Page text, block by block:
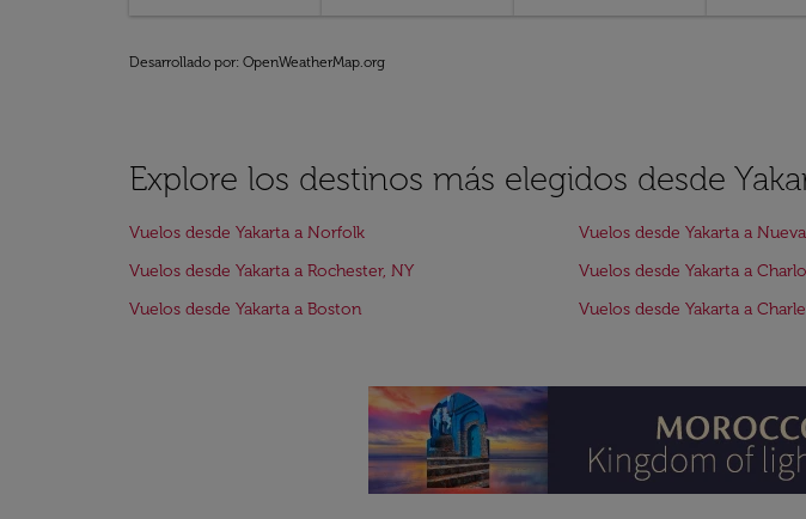
Desarrollado por: OpenWeatherMap.org
Explore los destinos más elegidos desde
Vuelos desde Yakarta a Norfolk Vuelos desde Yakarta a
Vuelos desde Yakarta a Rochester, NY
Vuelos desde Yakarta a
Vuelos desde Yakarta a Boston
Vuelos desde Yakarta a